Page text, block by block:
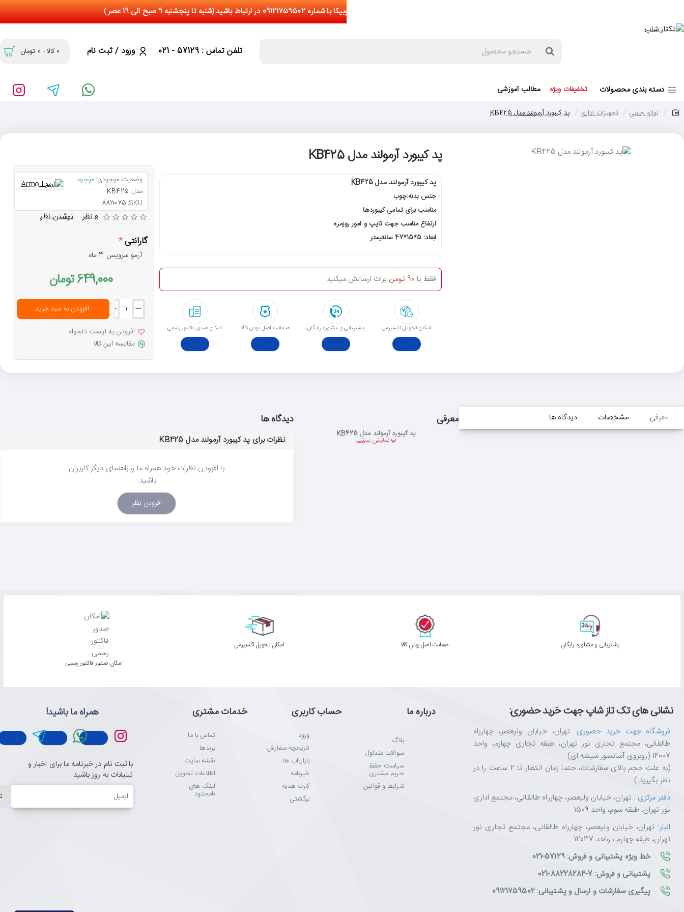
جستجو
تلفن تماس : 57129 - 021 ورود / ثبت نام 0 کالا - 0 تومان
دسته بندی محصولات تخفیفات ویژه مطالب آموزشی
لوازم جانبی تجهیزات اداری پد کیبورد آرمولند مدل KB425
پد کیبورد آرمولند مدل KB425
پد کیبورد آرمولند مدل KB425
جنس بدنه:چوب
مناسب برای تمامی کیبوردها
ارتفاع مناسب جهت تایپ و امور روزمره
ابعاد: 5*15*47 سانتیمتر
امکان تحویل اکسپرس پشتیبانی و مشاوره رایگان ﺿﻤﺎﻧﺖ اﺻﻞ ﺑﻮدن ﮐﺎﻟﺎ امکان صدور فاکتور رسمی
فقط با 90 تومن برات ارسالش میکنیم
وضعیت موجودی:موجود
مدل: KB425
SKU:
8811075
0 نظر - نوشتن نظر
گارانتی
آرمو سرویس 3 ماه
649,000 تومان
افزودن به سبد خرید
افزودن به لیست دلخواه
مقایسه این کالا
معرفی مشخصات دیدگاه ها معرفی
پد کیبورد آرمولند مدل KB425
دیدگاه ها
نظرات برای پد کیبورد آرمولند مدل KB425
با افزودن نظرات خود همراه ما و راهنمای دیگر کاربران
باشید.
افزودن نظر
پشتیبانی و مشاوره رایگان ﺿﻤﺎﻧﺖ اﺻﻞ ﺑﻮدن ﮐﺎﻟﺎ
اﻣﮑﺎن ﺗﺤﻮﯾﻞ اﮐﺴﭙﺮس
امکان صدور فاکتور رسمی
نشانی های تک تاز شاپ جهت خرید حضوری:
فروشگاه جهت خرید حضوری: تهران، خیابان ولیعصر، چهارراه
طالقانی، مجتمع تجاری نور تهران، طبقه تجاری چهارم، واحد
12007 (روبروی آسانسور شیشه ای)
(به علت حجم بالای سفارشات، حتما زمان انتظار تا 2 ساعت را در
نظر بگیرید.)
دفتر مرکزی : تهران، خیابان ولیعصر، چهارراه طالقانی، مجتمع اداری
نور تهران، طبقه سوم، واحد 1509
انبار: تهران، خیابان ولیعصر، چهارراه طالقانی، مجتمع تجاری نور
تهران، طبقه چهارم ، واحد 12037
خط ویژه پشتیبانی و فروش: 57129-021
پشتیبانی و فروش: 7-88228284-021
پیگیری سفارشات و ارسال و پشتیبانی: 09121759502
درباره ما
بلاگ
سوالات متداول
سیاست حفظ
حریم مشتری
شرایط و قوانین
حساب کاربری
ورود
تاریخچه سفارش
بازاریاب ها
خبرنامه
کارت هدیه
برگشتی
خدمات مشتری
تماس با ما
برندها
نقشه سایت
اطلاعات تحویل
لینک های
نامحدود
همراه ما باشید!
با ثبت نام در خبرنامه ما برای اخبار و
تبلیغات به روز باشید
ایمیل